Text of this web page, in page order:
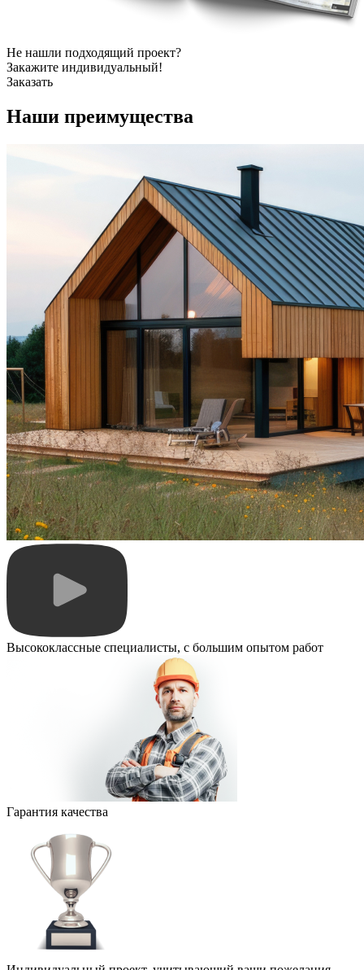
Не нашли подходящий проект?
Закажите индивидуальный!
Заказать
Наши преимущества
Высококлассные специалисты, с большим опытом работ
Гарантия качества